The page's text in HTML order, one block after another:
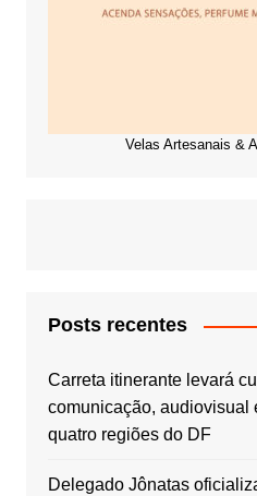
Velas Artesanais &
Posts recentes
Carreta itinerante levará
comunicação, audiovisual
quatro regiões do DF
Delegado Jônatas